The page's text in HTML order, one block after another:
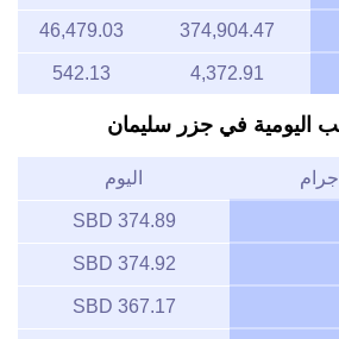
374,904.47
46,479.03
4,372.91
542.13
اليومية في جزر سليمان
اليوم
374.89 SBD
374.92 SBD
367.17 SBD